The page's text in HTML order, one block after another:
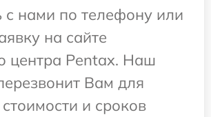
с нами по телефону или
на сайте
центра Pentax. Наш
Вам для
и сроков